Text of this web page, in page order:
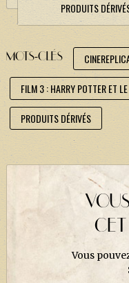
PRODUITS
MOTS-CLÉS
FILM 3 : HARRY POTTER ET
PRODUITS DÉRIVÉS
Vous